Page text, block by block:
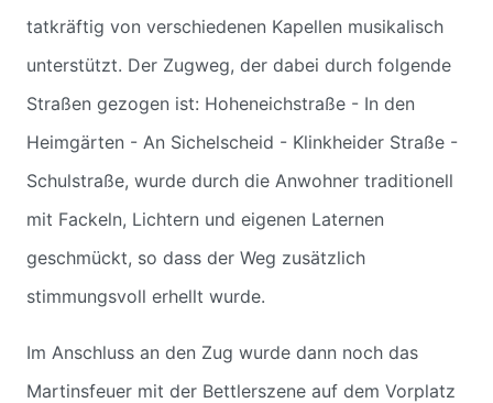
tatkräftig von verschiedenen Kapellen musikalisch
unterstützt. Der Zugweg, der dabei durch folgende
Straßen gezogen ist: Hoheneichstraße - In den
Heimgärten - An Sichelscheid - Klinkheider Straße -
Schulstraße, wurde durch die Anwohner traditionell
mit Fackeln, Lichtern und eigenen Laternen
geschmückt, so dass der Weg zusätzlich
stimmungsvoll erhellt wurde.
Im Anschluss an den Zug wurde dann noch das
Martinsfeuer mit der Bettlerszene auf dem Vorplatz